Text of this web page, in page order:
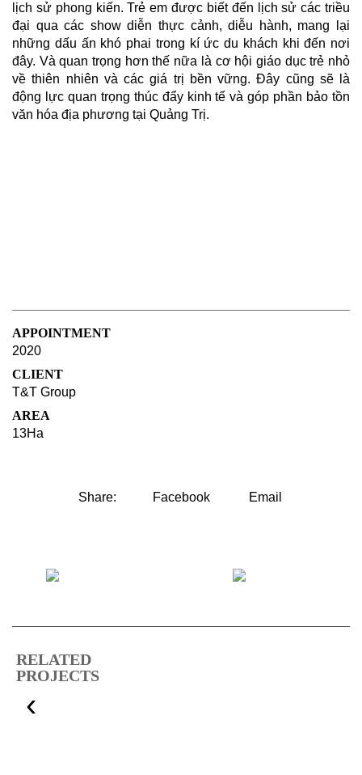
lịch sử phong kiến. Trẻ em được biết đến lịch sử các triều
đại qua các show diễn thực cảnh, diễu hành, mang lại
những dấu ấn khó phai trong kí ức du khách khi đến nơi
đây. Và quan trọng hơn thế nữa là cơ hội giáo dục trẻ nhỏ
về thiên nhiên và các giá trị bền vững. Đây cũng sẽ là
động lực quan trọng thúc đẩy kinh tế và góp phần bảo tồn
văn hóa địa phương tại Quảng Trị.
APPOINTMENT
2020
CLIENT
T&T Group
AREA
13Ha
Share: Facebook Email
RELATED
PROJECTS
‹